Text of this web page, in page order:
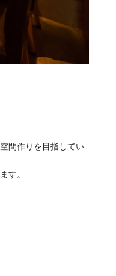
間作りを目指してい
す。